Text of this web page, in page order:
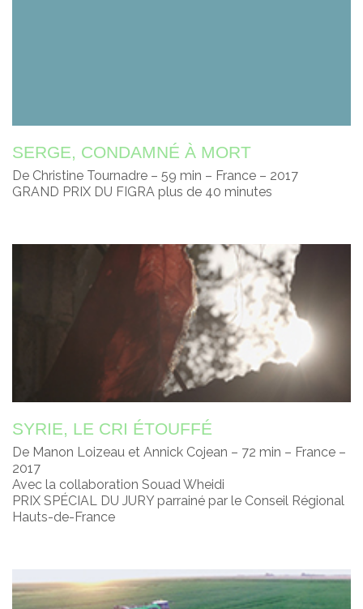
SERGE, CONDAMNÉ À MORT
De Christine Tournadre – 59 min – France – 2017
GRAND PRIX DU FIGRA plus de 40 minutes
SYRIE, LE CRI ÉTOUFFÉ
De Manon Loizeau et Annick Cojean – 72 min – France –
2017
Avec la collaboration Souad Wheidi
PRIX SPÉCIAL DU JURY parrainé par le Conseil Régional
Hauts-de-France